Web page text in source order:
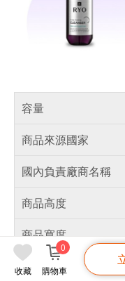
收藏 購物車
0
容量
商品來源國家
國內負責廠商名稱
商品高度
商品寬度
保存天數